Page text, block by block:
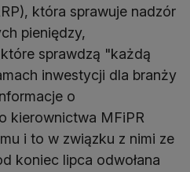
która sprawuje nadzór
pieniędzy,
sprawdzą "każdą
inwestycji dla branży
o
kierownictwa MFiPR
i to w związku z nimi ze
koniec lipca odwołana